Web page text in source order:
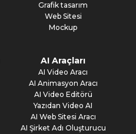
Grafik tasarım
Web Sitesi
Mockup
AI Araçları
AI Video Aracı
AI Animasyon Aracı
AI Video Editörü
Yazıdan Video AI
AI Web Sitesi Aracı
AI Şirket Adı Oluşturucu